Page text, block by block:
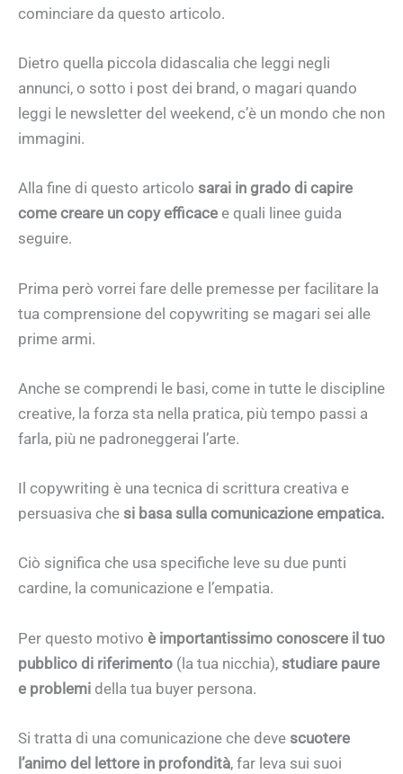
cominciare da questo articolo.
Dietro quella piccola didascalia che leggi negli
annunci, o sotto i post dei brand, o magari quando
leggi le newsletter del weekend, c’è un mondo che non
immagini.
Alla fine di questo articolo sarai in grado di capire
come creare un copy efficace e quali linee guida
seguire.
Prima però vorrei fare delle premesse per facilitare la
tua comprensione del copywriting se magari sei alle
prime armi.
Anche se comprendi le basi, come in tutte le discipline
creative, la forza sta nella pratica, più tempo passi a
farla, più ne padroneggerai l’arte.
Il copywriting è una tecnica di scrittura creativa e
persuasiva che si basa sulla comunicazione empatica.
Ciò significa che usa specifiche leve su due punti
cardine, la comunicazione e l’empatia.
Per questo motivo è importantissimo conoscere il tuo
pubblico di riferimento (la tua nicchia), studiare paure
e problemi della tua buyer persona.
Si tratta di una comunicazione che deve scuotere
l’animo del lettore in profondità, far leva sui suoi